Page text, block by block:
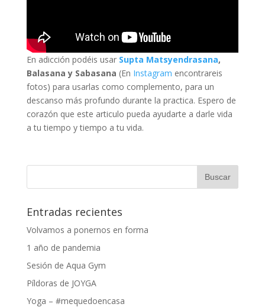
En adicción podéis usar Supta Matsyendrasana,
Balasana y Sabasana (En Instagram encontrareis
fotos) para usarlas como complemento, para un
descanso más profundo durante la practica. Espero de
corazón que este articulo pueda ayudarte a darle vida
a tu tiempo y tiempo a tu vida.
Entradas recientes
Volvamos a ponernos en forma
1 año de pandemia
Sesión de Aqua Gym
Píldoras de JOYGA
Yoga – #mequedoencasa